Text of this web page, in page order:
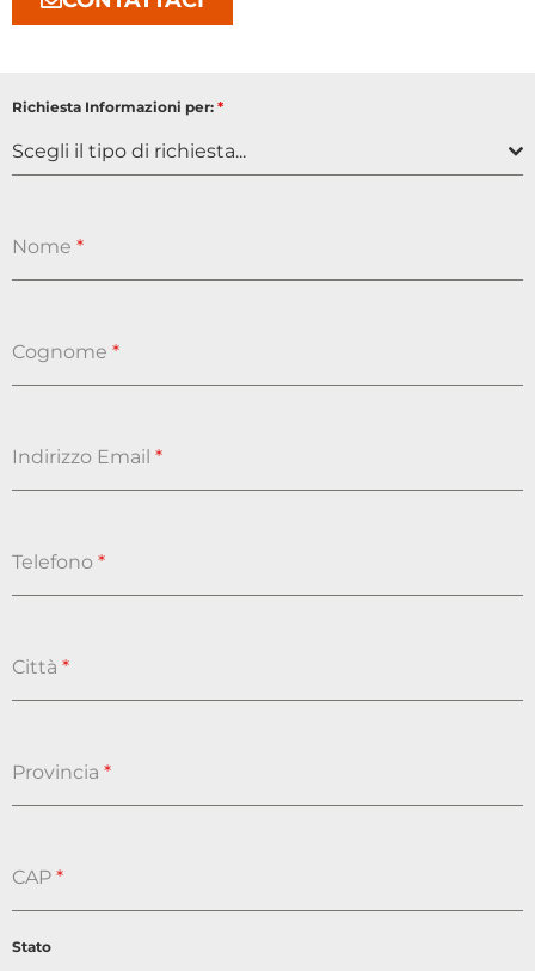
Richiesta Informazioni per: *
Scegli il tipo di richiesta...
Nome *
Cognome *
Indirizzo Email *
Telefono *
Città *
Provincia *
CAP *
Stato